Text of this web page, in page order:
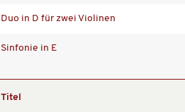
Duo in D für zwei Violinen
Sinfonie in E
Titel